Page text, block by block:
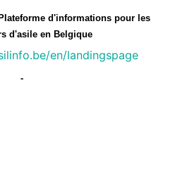
d'informations pour les
d'asile en Belgique
en/landingspage
-